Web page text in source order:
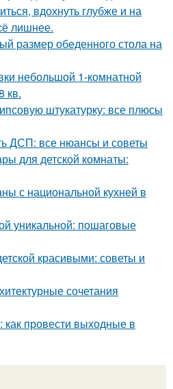
вдохнуть глубже и на
лишнее.
размер обеденного стола на
небольшой 1-комнатной
кв.
штукатурку: все плюсы
ДСП: все нюансы и советы
для детской комнаты:
с национальной кухней в
уникальной: пошаговые
красивыми: советы и
сочетания
как провести выходные в